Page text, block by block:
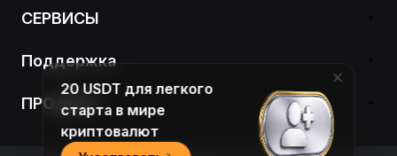
СЕРВИСЫ
Поддержка
ПРОДУКТ
20 USDT для легкого
старта в мире
криптовалют